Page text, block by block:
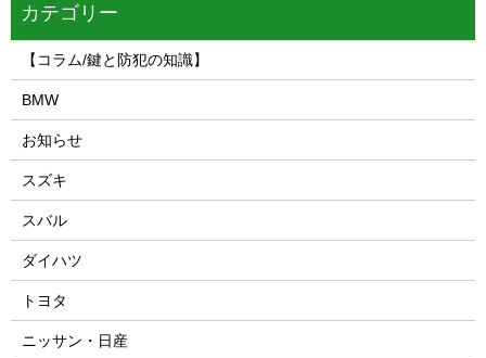
カテゴリー
【コラム/鍵と防犯の知識】
BMW
お知らせ
スズキ
スバル
ダイハツ
トヨタ
ニッサン・日産